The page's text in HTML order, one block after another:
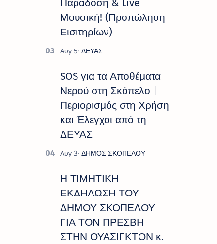
Παράδοση & Live
Μουσική! (Προπώληση
Εισιτηρίων)
SOS για τα Αποθέματα
Νερού στη Σκόπελο |
Περιορισμός στη Χρήση
και Έλεγχοι από τη
ΔΕΥΑΣ
Η ΤΙΜΗΤΙΚΗ
ΕΚΔΗΛΩΣΗ ΤΟΥ
ΔΗΜΟΥ ΣΚΟΠΕΛΟΥ
ΓΙΑ ΤΟΝ ΠΡΕΣΒΗ
ΣΤΗΝ ΟΥΑΣΙΓΚΤΟΝ κ.